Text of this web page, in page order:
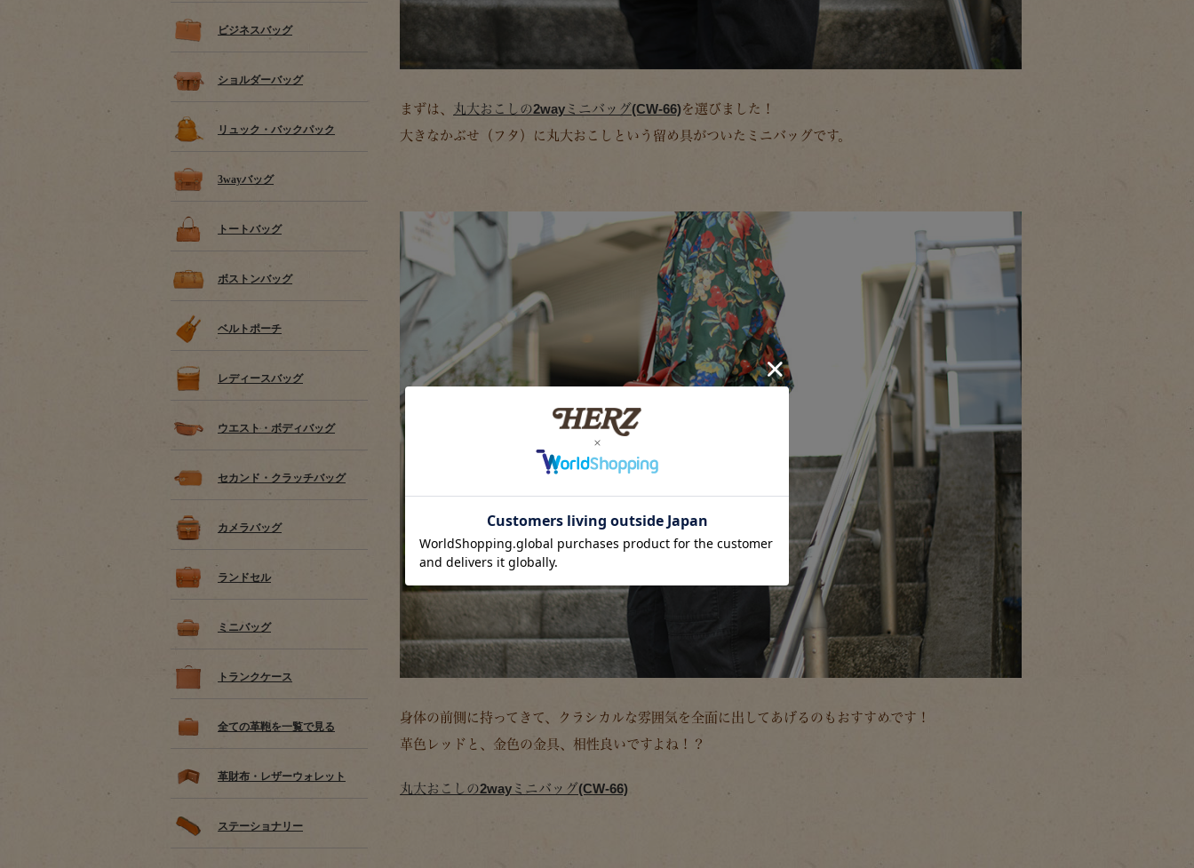
ビジネスバッグ
ショルダーバッグ
リュック・バックパック
3wayバッグ
トートバッグ
ボストンバッグ
ベルトポーチ
レディースバッグ
ウエスト・ボディバッグ
セカンド・クラッチバッグ
カメラバッグ
ランドセル
ミニバッグ
トランクケース
全ての革鞄を一覧で見る
革財布・レザーウォレット
ステーショナリー
まずは、 丸大おこしの2wayミニバッグ(CW-66)を選びました！
大きなかぶせ（フタ）に丸大おこしという留め具がついたミニバッグです。
身体の前側に持ってきて、クラシカルな雰囲気を全面に出してあげるのもおすすめです！
革色レッドと、金色の金具、相性良いですよね！？
丸大おこしの2wayミニバッグ(CW-66)